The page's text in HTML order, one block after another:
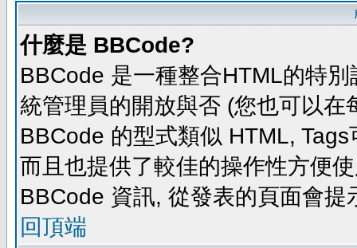
什麼是 BBCode?
BBCode 是一種整合HTML的特
統管理員的開放與否 (您也可以
BBCode 的型式類似 HTML,
而且也提供了較佳的操作性方便
BBCode 資訊, 從發表的頁面會提
回頂端